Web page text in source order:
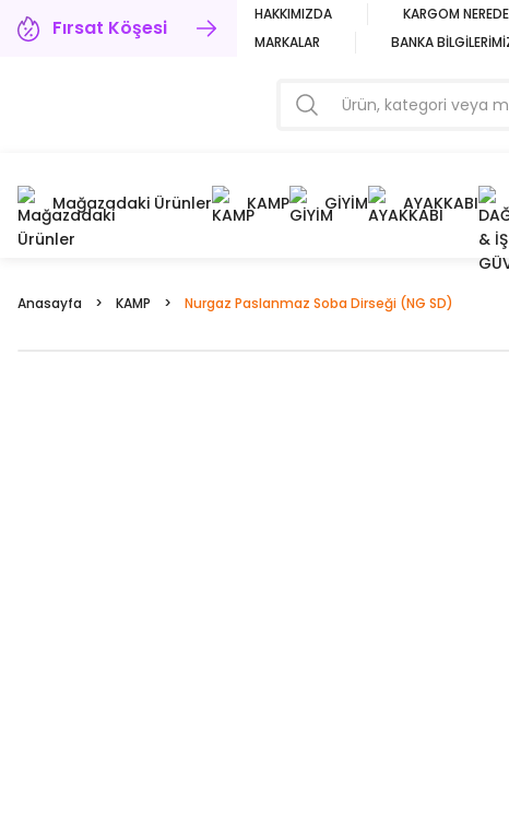
Fırsat Köşesi
HAKKIMIZDA KARGOM NEREDE
MARKALAR
BANKA
Mağazadaki Ürünler KAMP GİYİM AYAKKABI
Anasayfa KAMP Nurgaz Paslanmaz Soba Dirseği (NG SD)